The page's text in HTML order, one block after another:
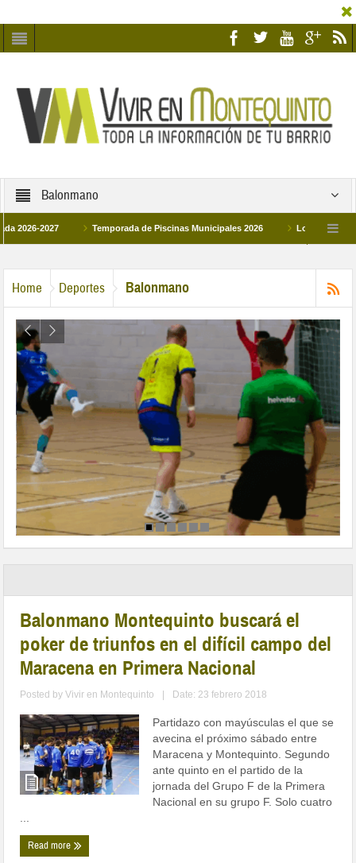
Balonmano
Temporada de Piscinas Municipales 2026 Los Campus de
Home Deportes Balonmano
Balonmano Montequinto buscará el
poker de triunfos en el difícil campo del
Maracena en Primera Nacional
Posted byVivir en Montequinto Date: 23 febrero 2018
Partidazo con mayúsculas el que se
avecina el próximo sábado entre
Maracena y Montequinto. Segundo
ante quinto en el partido de la
jornada del Grupo F de la Primera
Nacional en su grupo F. Solo cuatro
...
Read more